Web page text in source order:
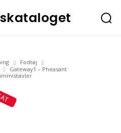
Fodtøj
Gateway1 – Pheasant